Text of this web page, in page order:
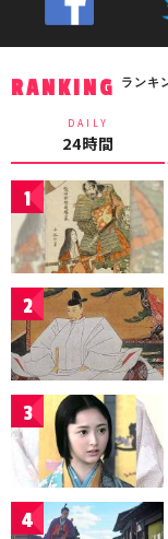
RANKING ランキ
DAILY
24時間
1
2
3
4